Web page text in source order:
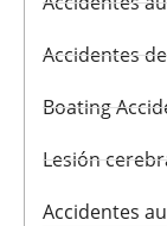
Accidentes
Boating
Lesión
Accidentes